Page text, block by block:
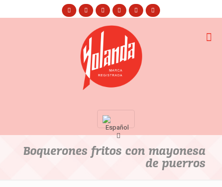
Boquerones fritos con mayonesa
de puerros